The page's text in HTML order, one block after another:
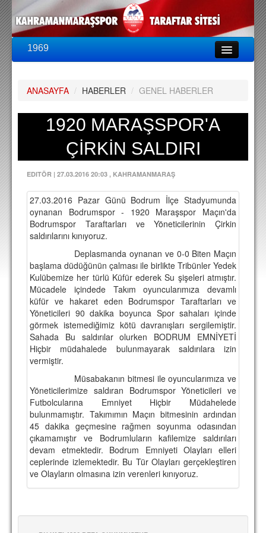
1969
PUAN DURUMU
FİKSTÜR
A TAKIM KADROSU
TEKNİK KADRO
TRANSFERLER
TARAFTAR
BİLETLER
DEPLASMAN
LİSANSLI ÜRÜNLER
MULTİMEDYA
FOTOĞRAF & VİDEOLAR
MARŞ & TEZAHÜRATLAR
KULÜP
AMBLEM
SPOR TESİSLERİ
YÖNETİM KURULU
PERSONEL
ANASAYFA / HABERLER / GENEL HABERLER
1920 MARAŞSPOR'A
ÇİRKİN SALDIRI
EDITÖR | 27.03.2016 20:03 , KAHRAMANMARAŞ
27.03.2016 Pazar Günü Bodrum İlçe Stadyumunda
oynanan Bodrumspor - 1920 Maraşspor Maçın'da
Bodrumspor Taraftarları ve Yöneticilerinin Çirkin
saldırılarını kınıyoruz.
Deplasmanda oynanan ve 0-0 Biten Maçın
başlama düdüğünün çalması ile birlikte Tribünler Yedek
Kulübemize her türlü Küfür ederek Su şişeleri atmıştır.
Mücadele içindede Takım oyuncularımıza devamlı
küfür ve hakaret eden Bodrumspor Taraftarları ve
Yöneticileri 90 dakika boyunca Spor sahaları içinde
görmek istemediğimiz kötü davranışları sergilemiştir.
Sahada Bu saldırılar olurken BODRUM EMNİYETİ
Hiçbir müdahalede bulunmayarak saldırılara izin
vermiştir.
Müsabakanın bitmesi ile oyuncularımıza ve
Yöneticilerimize saldıran Bodrumspor Yöneticileri ve
Futbolcularına Emniyet Hiçbir Müdahelede
bulunmamıştır. Takımımın Maçın bitmesinin ardından
45 dakika geçmesine rağmen soyunma odasından
çıkamamıştır ve Bodrumluların kafilemize saldırıları
devam etmektedir. Bodrum Emniyeti Olayları elleri
ceplerinde izlemektedir. Bu Tür Olayları gerçekleştiren
ve Olayların olmasına izin verenleri kınıyoruz.